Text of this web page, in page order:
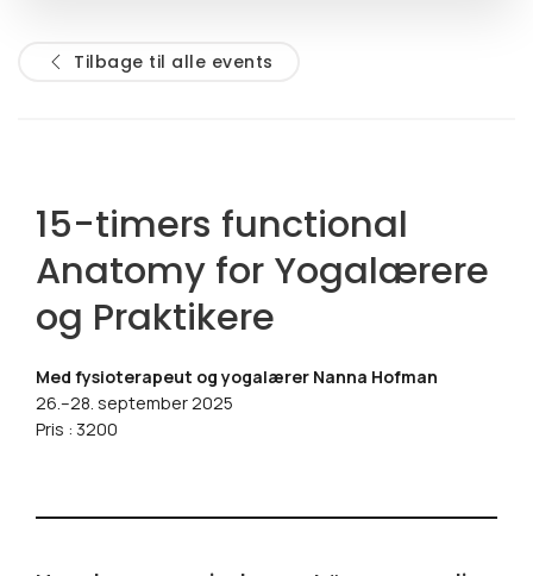
Tilbage til alle events
15-timers functional
Anatomy for Yogalærere
og Praktikere
Med fysioterapeut og yogalærer Nanna Hofman
26.–28. september 2025
Pris : 3200